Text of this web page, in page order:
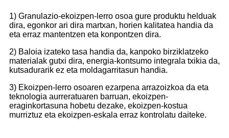
1) Granulazio-ekoizpen-lerro osoa gure produktu helduak
dira, egonkor ari dira martxan, horien kalitatea handia da
eta erraz mantentzen eta konpontzen dira.
2) Baloia izateko tasa handia da, kanpoko birziklatzeko
materialak gutxi dira, energia-kontsumo integrala txikia da,
kutsadurarik ez eta moldagarritasun handia.
3) Ekoizpen-lerro osoaren ezarpena arrazoizkoa da eta
teknologia aurreratuaren barruan, ekoizpen-
eraginkortasuna hobetu dezake, ekoizpen-kostua
murriztuz eta ekoizpen-eskala erraz kontrolatu daiteke.